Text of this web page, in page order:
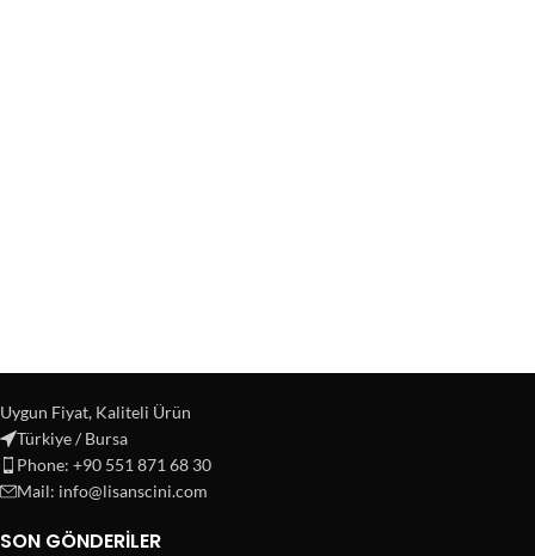
Uygun Fiyat, Kaliteli Ürün
Türkiye / Bursa
Phone: +90 551 871 68 30
Mail: info@lisanscini.com
SON GÖNDERILER